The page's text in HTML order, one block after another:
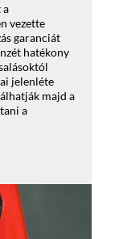
a
vezette
garanciát
hatékony
jelenléte
majd a
a